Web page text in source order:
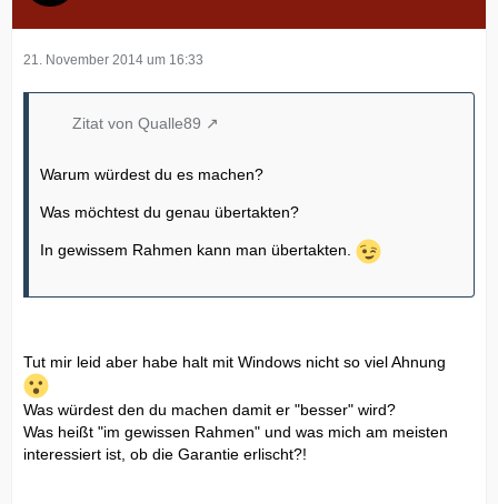
21. November 2014 um 16:33
Zitat von Qualle89
Warum würdest du es machen?
Was möchtest du genau übertakten?
In gewissem Rahmen kann man übertakten.
Tut mir leid aber habe halt mit Windows nicht so viel Ahnung
Was würdest den du machen damit er "besser" wird?
Was heißt "im gewissen Rahmen" und was mich am meisten
interessiert ist, ob die Garantie erlischt?!